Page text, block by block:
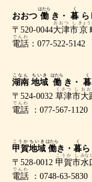
おおつ 働
はたら
き・ 暮
く
ら
〒520-0044大津
おおつ
市
し
京
きょう
電話
でんわ
：077-522-5142
湖南
こなん
地域
ちいき
働
はたら
き・ 暮
く
〒524-0032 草津
くさつ
市
し
大
おお
電話
でんわ
：077-567-1120
甲賀
こうか
地域
ちいき
働
はたら
き・ 暮
く
〒528-0012 甲賀
こうか
市
し
水
みな
電話
でんわ
：0748-63-5830